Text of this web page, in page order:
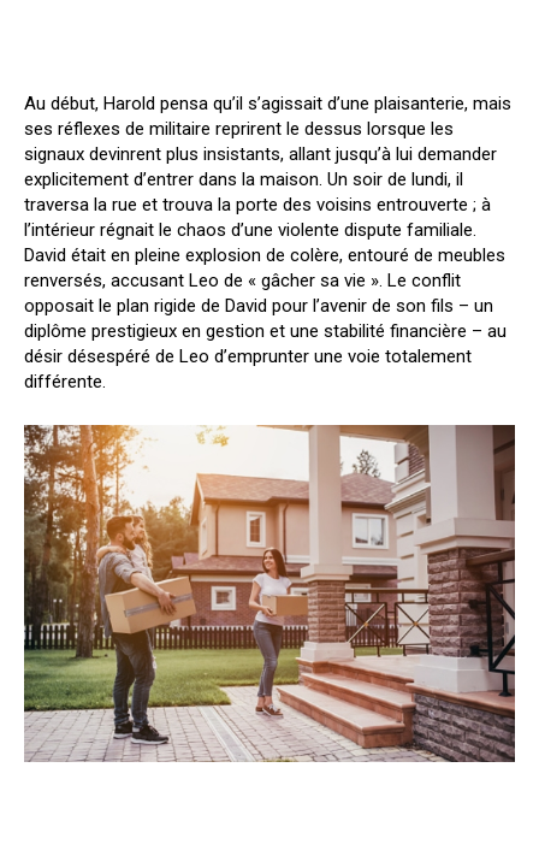
Au début, Harold pensa qu’il s’agissait d’une plaisanterie, mais
ses réflexes de militaire reprirent le dessus lorsque les
signaux devinrent plus insistants, allant jusqu’à lui demander
explicitement d’entrer dans la maison. Un soir de lundi, il
traversa la rue et trouva la porte des voisins entrouverte ; à
l’intérieur régnait le chaos d’une violente dispute familiale.
David était en pleine explosion de colère, entouré de meubles
renversés, accusant Leo de « gâcher sa vie ». Le conflit
opposait le plan rigide de David pour l’avenir de son fils – un
diplôme prestigieux en gestion et une stabilité financière – au
désir désespéré de Leo d’emprunter une voie totalement
différente.